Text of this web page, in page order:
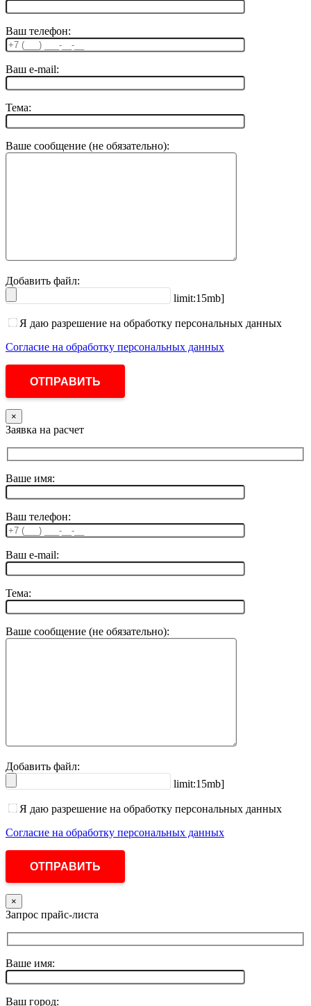
Ваш телефон:
Ваш e-mail:
Тема:
Ваше сообщение (не обязательно):
Добавить файл:
limit:15mb]
Я даю разрешение на обработку персональных данных
Согласие на обработку персональных данных
×
Заявка на расчет
Ваше имя:
Ваш телефон:
Ваш e-mail:
Тема:
Ваше сообщение (не обязательно):
Добавить файл:
limit:15mb]
Я даю разрешение на обработку персональных данных
Согласие на обработку персональных данных
×
Запрос прайс-листа
Ваше имя:
Ваш город: